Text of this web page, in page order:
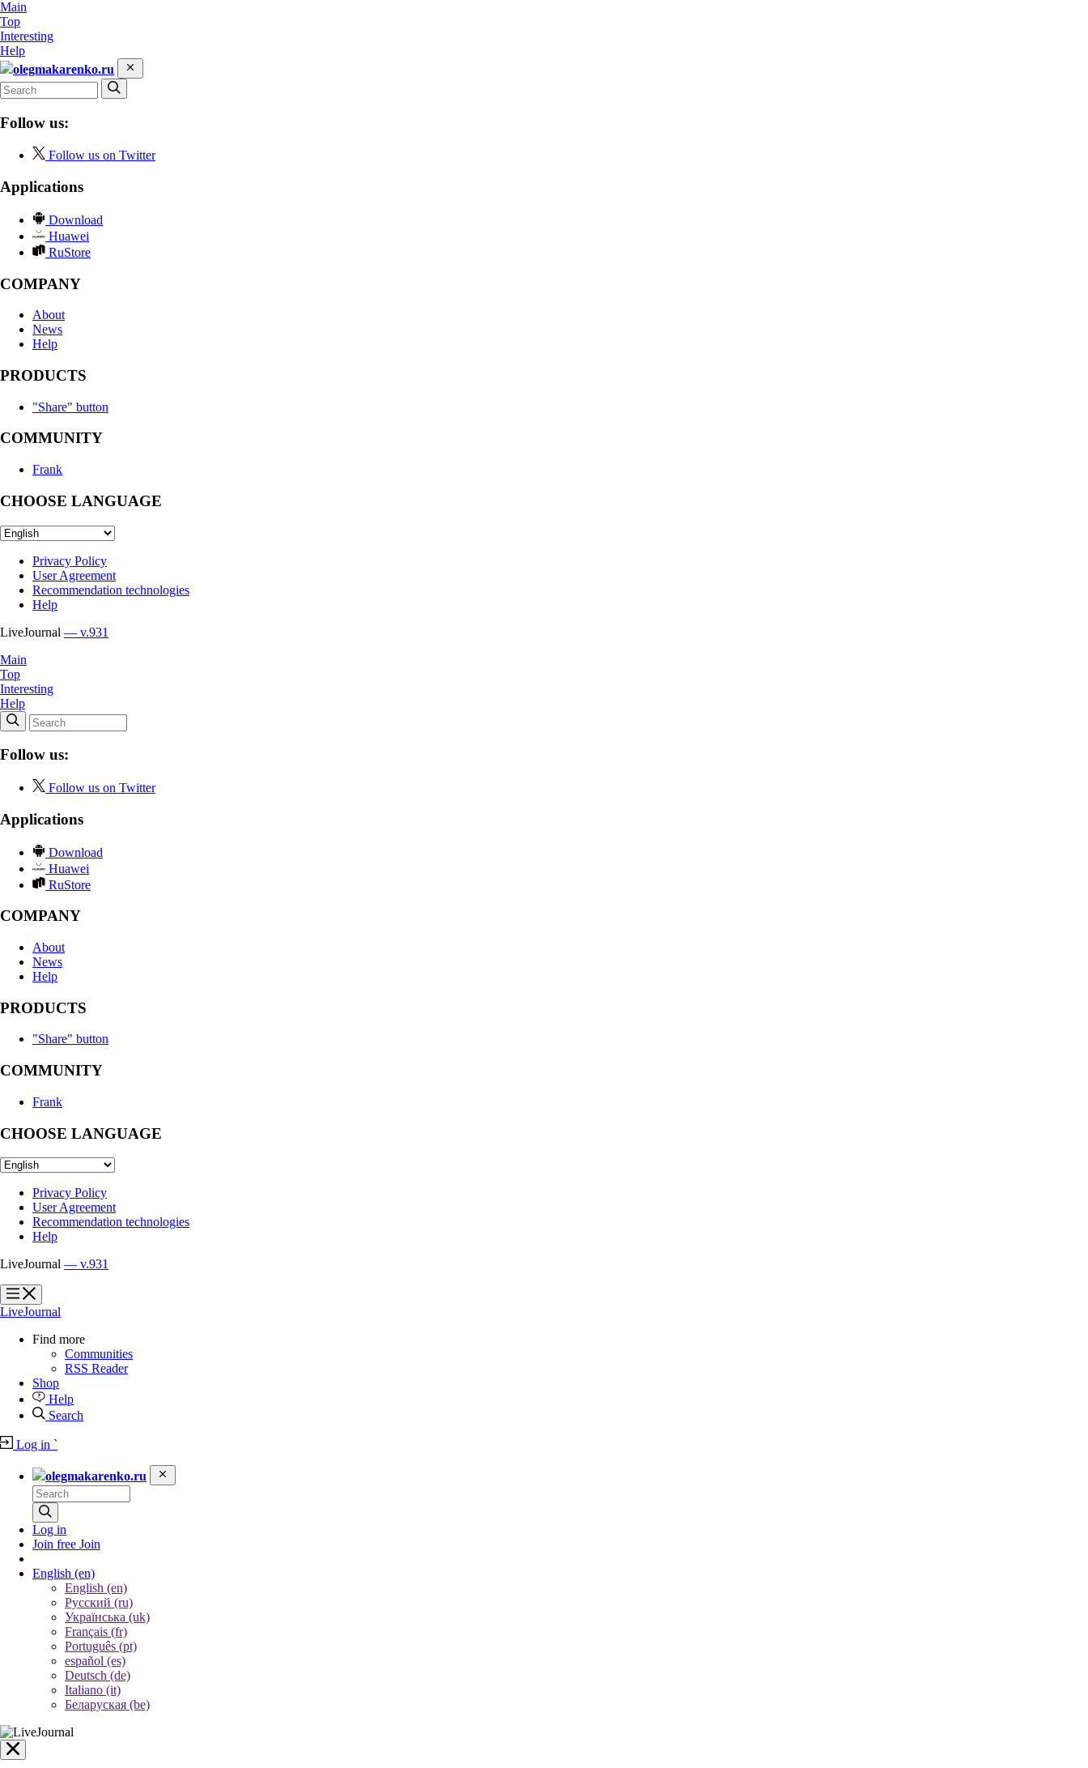
Main
Top
Interesting
Help
olegmakarenko.ru
Follow us:
Follow us on Twitter
Applications
Download
Huawei
RuStore
COMPANY
About
News
Help
PRODUCTS
"Share" button
COMMUNITY
Frank
CHOOSE LANGUAGE
Privacy Policy
User Agreement
Recommendation technologies
Help
LiveJournal — v.931
Main
Top
Interesting
Help
Follow us:
Follow us on Twitter
Applications
Download
Huawei
RuStore
COMPANY
About
News
Help
PRODUCTS
"Share" button
COMMUNITY
Frank
CHOOSE LANGUAGE
Privacy Policy
User Agreement
Recommendation technologies
Help
LiveJournal — v.931
?
?
LiveJournal
Find more
Communities
RSS Reader
Shop
Help
Search
Log in `
olegmakarenko.ru
Log in
Join free Join
English (en)
English (en)
Русский (ru)
Українська (uk)
Français (fr)
Português (pt)
español (es)
Deutsch (de)
Italiano (it)
Беларуская (be)